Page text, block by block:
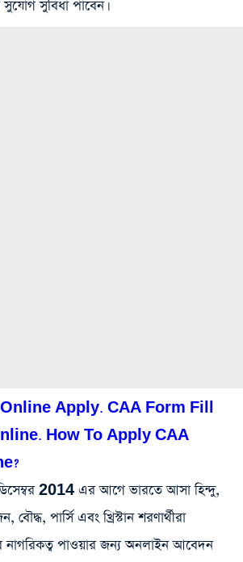
সুবিধা পাবেন।
Apply. CAA Form Fill
How To Apply CAA
2014 এর আগে ভারতে আসা হিন্দু,
বৌদ্ধ, পার্সি এবং খ্রিস্টান শরণার্থীরা
নাগরিকত্ব পাওয়ার জন্য অনলাইন আবেদন